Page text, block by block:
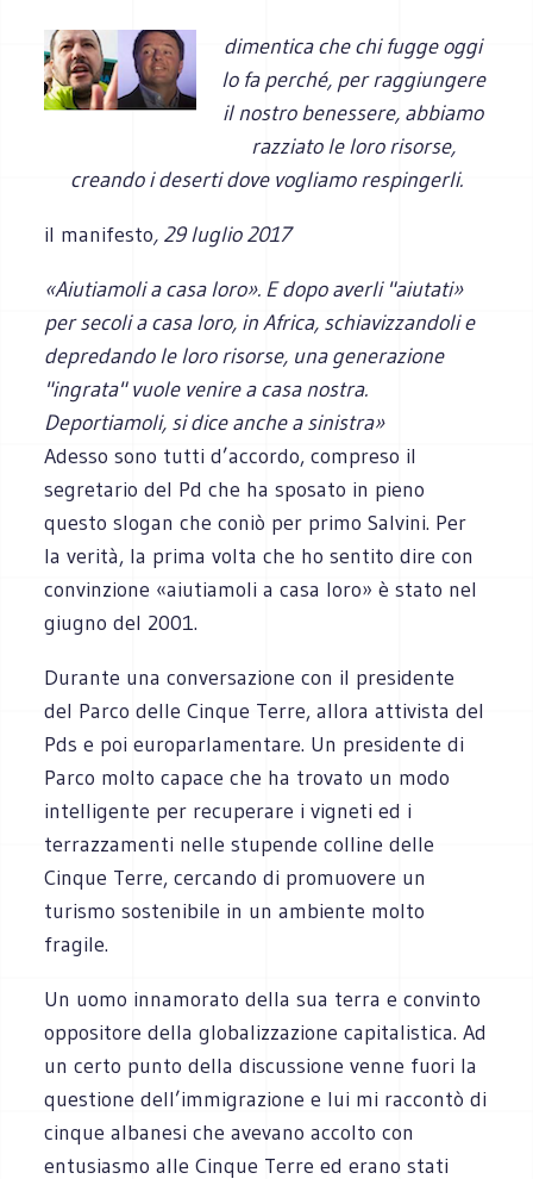
dimentica che chi fugge oggi
lo fa perché, per raggiungere
il nostro benessere, abbiamo
razziato le loro risorse,
creando i deserti dove vogliamo respingerli.
il manifesto, 29 luglio 2017
«Aiutiamoli a casa loro». E dopo averli "aiutati»
per secoli a casa loro, in Africa, schiavizzandoli e
depredando le loro risorse, una generazione
"ingrata" vuole venire a casa nostra.
Deportiamoli, si dice anche a sinistra»
Adesso sono tutti d’accordo, compreso il
segretario del Pd che ha sposato in pieno
questo slogan che coniò per primo Salvini. Per
la verità, la prima volta che ho sentito dire con
convinzione «aiutiamoli a casa loro» è stato nel
giugno del 2001.
Durante una conversazione con il presidente
del Parco delle Cinque Terre, allora attivista del
Pds e poi europarlamentare. Un presidente di
Parco molto capace che ha trovato un modo
intelligente per recuperare i vigneti ed i
terrazzamenti nelle stupende colline delle
Cinque Terre, cercando di promuovere un
turismo sostenibile in un ambiente molto
fragile.
Un uomo innamorato della sua terra e convinto
oppositore della globalizzazione capitalistica. Ad
un certo punto della discussione venne fuori la
questione dell’immigrazione e lui mi raccontò di
cinque albanesi che avevano accolto con
entusiasmo alle Cinque Terre ed erano stati